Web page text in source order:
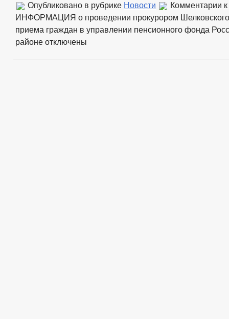
Опубликовано в рубрике Новости Комментарии
ИНФОРМАЦИЯ о проведении прокурором Шелковского
приема граждан в управлении пенсионного фонда
районе отключены